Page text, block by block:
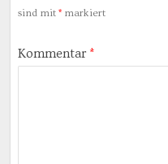
sind mit *markiert
Kommentar *